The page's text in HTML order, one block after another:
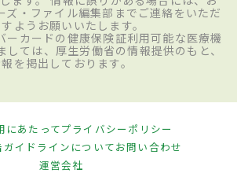
ズ・ファイル編集部までご連絡をいただ
ようお願いいたします。
ーカードの健康保険証利用可能な医療機
しては、厚生労働省の情報提供のもと、
を掲出しております。
にあたってプライバシーポリシー
ガイドラインについてお問い合わせ
運営会社